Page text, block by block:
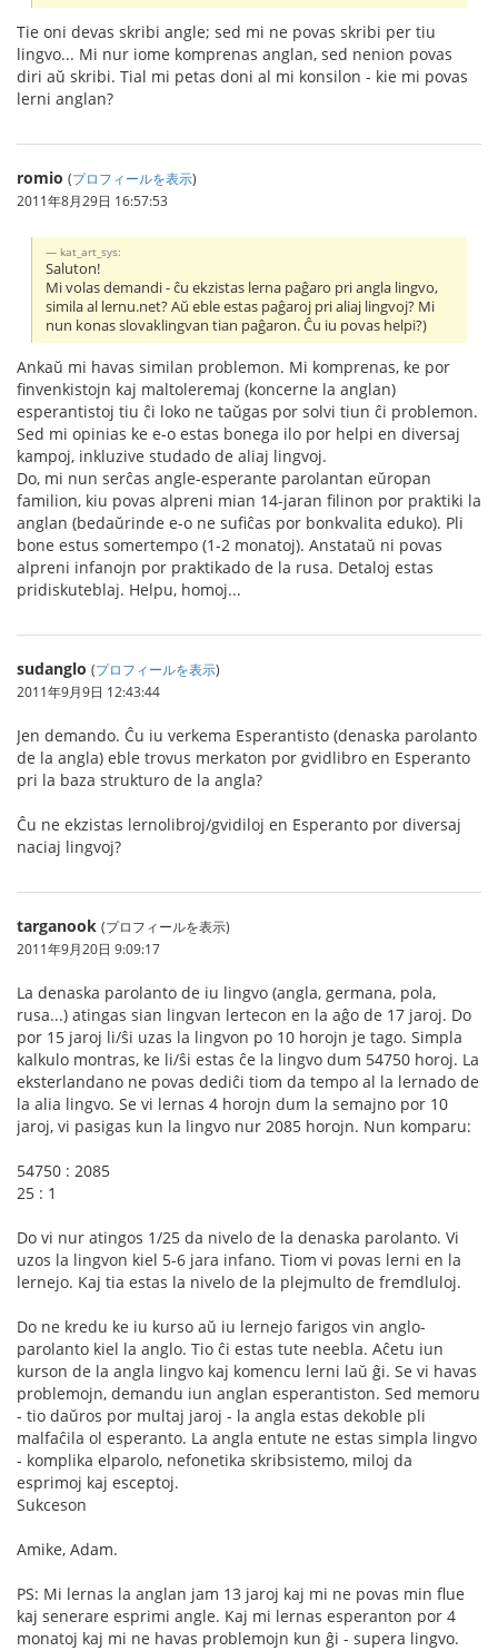
Tie oni devas skribi angle; sed mi ne povas skribi per tiu
lingvo... Mi nur iome komprenas anglan, sed nenion povas
diri aŭ skribi. Tial mi petas doni al mi konsilon - kie mi povas
lerni anglan?
romio (プロフィールを表示)
2011年8月29日 16:57:53
kat_art_sys:
Saluton!
Mi volas demandi - ĉu ekzistas lerna paĝaro pri angla lingvo,
simila al lernu.net? Aŭ eble estas paĝaroj pri aliaj lingvoj? Mi
nun konas slovaklingvan tian paĝaron. Ĉu iu povas helpi?)
Ankaŭ mi havas similan problemon. Mi komprenas, ke por
finvenkistojn kaj maltoleremaj (koncerne la anglan)
esperantistoj tiu ĉi loko ne taŭgas por solvi tiun ĉi problemon.
Sed mi opinias ke e-o estas bonega ilo por helpi en diversaj
kampoj, inkluzive studado de aliaj lingvoj.
Do, mi nun serĉas angle-esperante parolantan eŭropan
familion, kiu povas alpreni mian 14-jaran filinon por praktiki la
anglan (bedaŭrinde e-o ne sufiĉas por bonkvalita eduko). Pli
bone estus somertempo (1-2 monatoj). Anstataŭ ni povas
alpreni infanojn por praktikado de la rusa. Detaloj estas
pridiskuteblaj. Helpu, homoj...
sudanglo (プロフィールを表示)
2011年9月9日 12:43:44
Jen demando. Ĉu iu verkema Esperantisto (denaska parolanto
de la angla) eble trovus merkaton por gvidlibro en Esperanto
pri la baza strukturo de la angla?
Ĉu ne ekzistas lernolibroj/gvidiloj en Esperanto por diversaj
naciaj lingvoj?
targanook (プロフィールを表示)
2011年9月20日 9:09:17
La denaska parolanto de iu lingvo (angla, germana, pola,
rusa...) atingas sian lingvan lertecon en la aĝo de 17 jaroj. Do
por 15 jaroj li/ŝi uzas la lingvon po 10 horojn je tago. Simpla
kalkulo montras, ke li/ŝi estas ĉe la lingvo dum 54750 horoj. La
eksterlandano ne povas dediĉi tiom da tempo al la lernado de
la alia lingvo. Se vi lernas 4 horojn dum la semajno por 10
jaroj, vi pasigas kun la lingvo nur 2085 horojn. Nun komparu:
54750 : 2085
25 : 1
Do vi nur atingos 1/25 da nivelo de la denaska parolanto. Vi
uzos la lingvon kiel 5-6 jara infano. Tiom vi povas lerni en la
lernejo. Kaj tia estas la nivelo de la plejmulto de fremdluloj.
Do ne kredu ke iu kurso aŭ iu lernejo farigos vin anglo-
parolanto kiel la anglo. Tio ĉi estas tute neebla. Aĉetu iun
kurson de la angla lingvo kaj komencu lerni laŭ ĝi. Se vi havas
problemojn, demandu iun anglan esperantiston. Sed memoru
- tio daŭros por multaj jaroj - la angla estas dekoble pli
malfaĉila ol esperanto. La angla entute ne estas simpla lingvo
- komplika elparolo, nefonetika skribsistemo, miloj da
esprimoj kaj esceptoj.
Sukceson
Amike, Adam.
PS: Mi lernas la anglan jam 13 jaroj kaj mi ne povas min flue
kaj senerare esprimi angle. Kaj mi lernas esperanton por 4
monatoj kaj mi ne havas problemojn kun ĝi - supera lingvo.